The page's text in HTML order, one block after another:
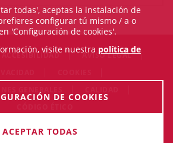
ACCESIBILIDAD
AVISO LEGAL
CEST 2026 Il·lustre Col·legi de
todas', aceptas la instalación de
configurar tú mismo / a o
'Configuración de cookies'.
visite nuestra política de
DE COOKIES
ACEPTAR TODAS